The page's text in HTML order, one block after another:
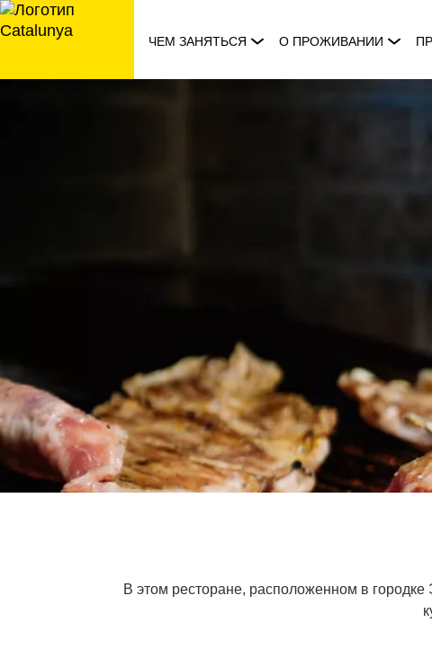
перейти
к
ЧЕМ ЗАНЯТЬСЯ О ПРОЖИВАНИИ
В этом ресторане, расположенном в